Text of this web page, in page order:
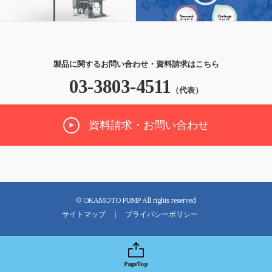
製品に関するお問い合わせ・資料請求はこちら
03-3803-4511 （代表）
資料請求・お問い合わせ
© OKAMOTO PUMP All rights reserved
サイトマップ
プライバシーポリシー